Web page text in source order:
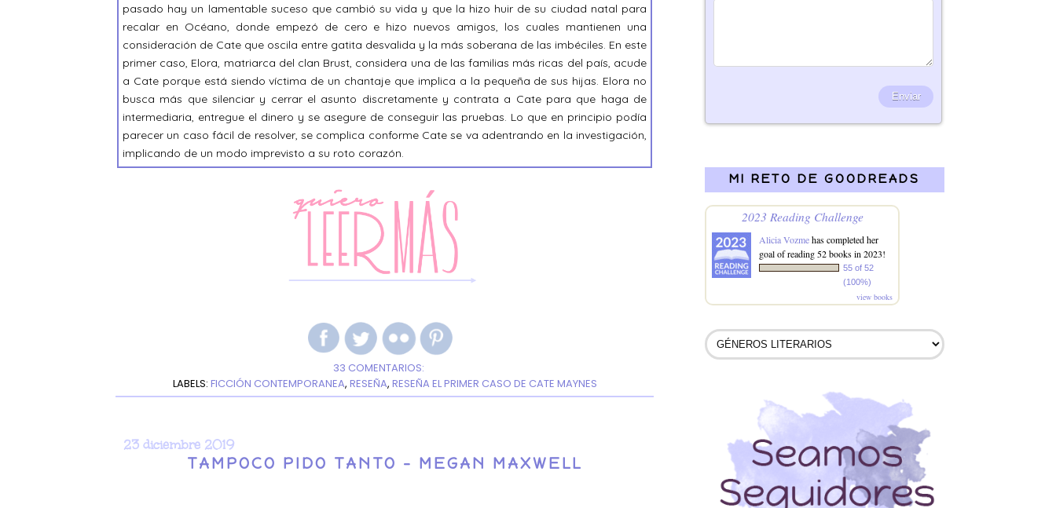
pasado hay un lamentable suceso que cambió su vida y que la hizo huir de su ciudad natal para
recalar en Océano, donde empezó de cero e hizo nuevos amigos, los cuales mantienen una
consideración de Cate que oscila entre gatita desvalida y la más soberana de las imbéciles. En este
primer caso, Elora, matriarca del clan Brust, considera una de las familias más ricas del país, acude
a Cate porque está siendo víctima de un chantaje que implica a la pequeña de sus hijas. Elora no
busca más que silenciar y cerrar el asunto discretamente y contrata a Cate para que haga de
intermediaria, entregue el dinero y se asegure de conseguir las pruebas. Lo que en principio podía
parecer un caso fácil de resolver, se complica conforme Cate se va adentrando en la investigación,
implicando de un modo imprevisto a su roto corazón.
33 COMENTARIOS:
LABELS: FICCIÓN CONTEMPORANEA, RESEÑA, RESEÑA EL PRIMER CASO DE CATE MAYNES
23 diciembre 2019
TAMPOCO PIDO TANTO - MEGAN MAXWELL
MI RETO DE GOODREADS
2023 Reading Challenge
Alicia Vozmehas completed her
goal of reading 52 books in 2023!
55 of 52
(100%)
view books